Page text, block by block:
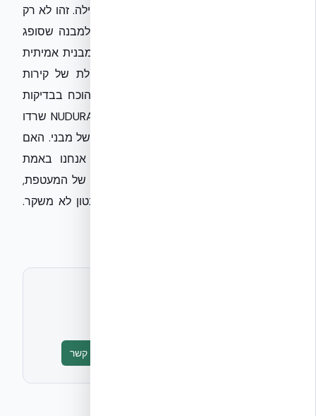
שיפור של 87% בדוקטיליות לעומת בנייה רגילה. זהו לא רק
נתון יבש — זהו ההבדל בין מבנה שקורס למבנה שסופג
אנרגיה ושומר על המשתמשים בו. בטיחות מבנית אמיתית
לא נמדדת רק במיקום הבמות, אלא ביכולת של קירות
המבנה לעמוד בעומסי הדף ופיצוץ, כפי שהוכח בבדיקות
Quantico של צבא ארה"ב שם קירות NUDURA ICF שרדו
50 פאונד TNT ממרחק של 1.8 מטר ללא כשל מבני. האם
בציפוף המתוכנן של המבנים בירושלים, אנחנו באמת
בוחנים את העמידות הסייסמית והביטחונית של המעטפת,
או רק מסמנים וי על נהלי פינוי? בסוף, הבטון לא משקר.
טופס יצירת קשר